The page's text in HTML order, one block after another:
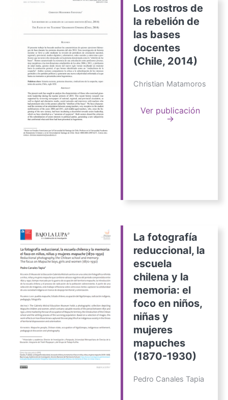
Los rostros de
la rebelión de
las bases
docentes
(Chile, 2014)
Christian Matamoros
Ver publicación
→
La fotografía
reduccional, la
escuela
chilena y la
memoria: el
foco en niños,
niñas y
mujeres
mapuches
(1870-1930)
Pedro Canales Tapia